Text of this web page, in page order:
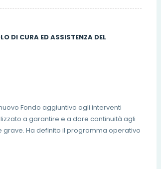
DI CURA EDASSISTENZA DEL
Fondo aggiuntivo agli interventi
a garantire e a dare continuità agli
grave. Ha definito il programma operativo